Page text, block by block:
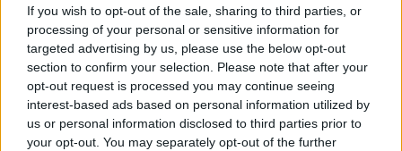
If you wish to opt-out of the sale, sharing to third parties, or
processing of your personal or sensitive information for
targeted advertising by us, please use the below opt-out
section to confirm your selection. Please note that after your
opt-out request is processed you may continue seeing
interest-based ads based on personal information utilized by
us or personal information disclosed to third parties prior to
your opt-out. You may separately opt-out of the further
egyenértékű